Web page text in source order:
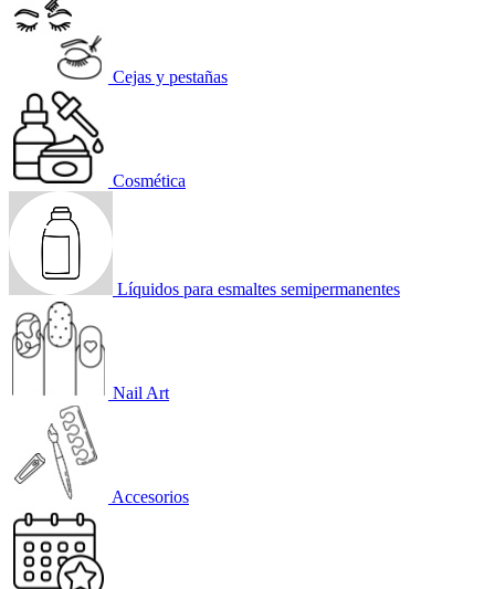
Cejas y pestañas
Cosmética
Líquidos para esmaltes semipermanentes
Nail Art
Accesorios